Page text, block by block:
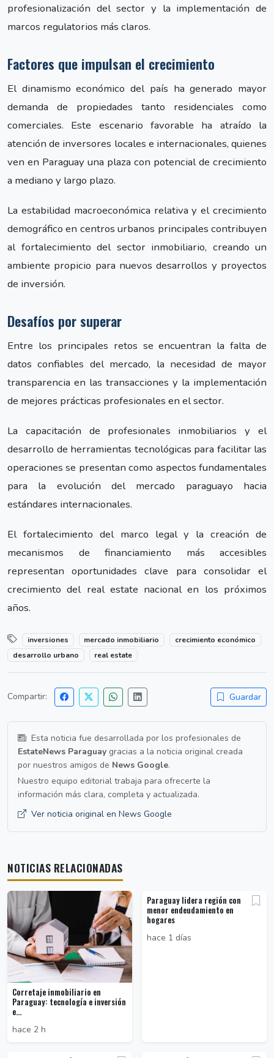
profesionalización del sector y la implementación de
marcos regulatorios más claros.
Factores que impulsan el crecimiento
El dinamismo económico del país ha generado mayor
demanda de propiedades tanto residenciales como
comerciales. Este escenario favorable ha atraído la
atención de inversores locales e internacionales, quienes
ven en Paraguay una plaza con potencial de crecimiento
a mediano y largo plazo.
La estabilidad macroeconómica relativa y el crecimiento
demográfico en centros urbanos principales contribuyen
al fortalecimiento del sector inmobiliario, creando un
ambiente propicio para nuevos desarrollos y proyectos
de inversión.
Desafíos por superar
Entre los principales retos se encuentran la falta de
datos confiables del mercado, la necesidad de mayor
transparencia en las transacciones y la implementación
de mejores prácticas profesionales en el sector.
La capacitación de profesionales inmobiliarios y el
desarrollo de herramientas tecnológicas para facilitar las
operaciones se presentan como aspectos fundamentales
para la evolución del mercado paraguayo hacia
estándares internacionales.
El fortalecimiento del marco legal y la creación de
mecanismos de financiamiento más accesibles
representan oportunidades clave para consolidar el
crecimiento del real estate nacional en los próximos
años.
inversiones mercado inmobiliario
crecimiento económico
desarrollo urbano
real estate
Compartir: Guardar
Esta noticia fue desarrollada por los profesionales de
EstateNews Paraguay gracias a la noticia original creada
por nuestros amigos de News Google.
Nuestro equipo editorial trabaja para ofrecerte la
información más clara, completa y actualizada.
Ver noticia original en News Google
NOTICIAS RELACIONADAS
Corretaje inmobiliario en
Paraguay: tecnología e inversión
e...
hace 2 h
Paraguay lidera región con
menor endeudamiento en
hogares
hace 1 días